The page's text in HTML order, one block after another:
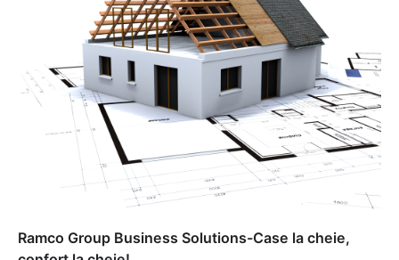
Ramco Group Business Solutions-Case la cheie,